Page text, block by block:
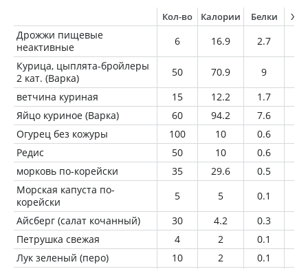
Кол-во Калории Белки
Дрожжи пищевые
неактивные
6 16.9 2.7
Курица, цыплята-бройлеры
2 кат. (Варка)
50 70.9 9
ветчина куриная
15 12.2 1.7
Яйцо куриное (Варка)
60 94.2 7.6
Огурец без кожуры
100 10 0.6
Редис
50 10 0.6
морковь по-корейски
35 29.6 0.5
Морская капуста по-
корейски
5 5 0.1
Айсберг (салат кочанный)
30 4.2 0.3
Петрушка свежая
4 2 0.1
Лук зеленый (перо)
10 2 0.1